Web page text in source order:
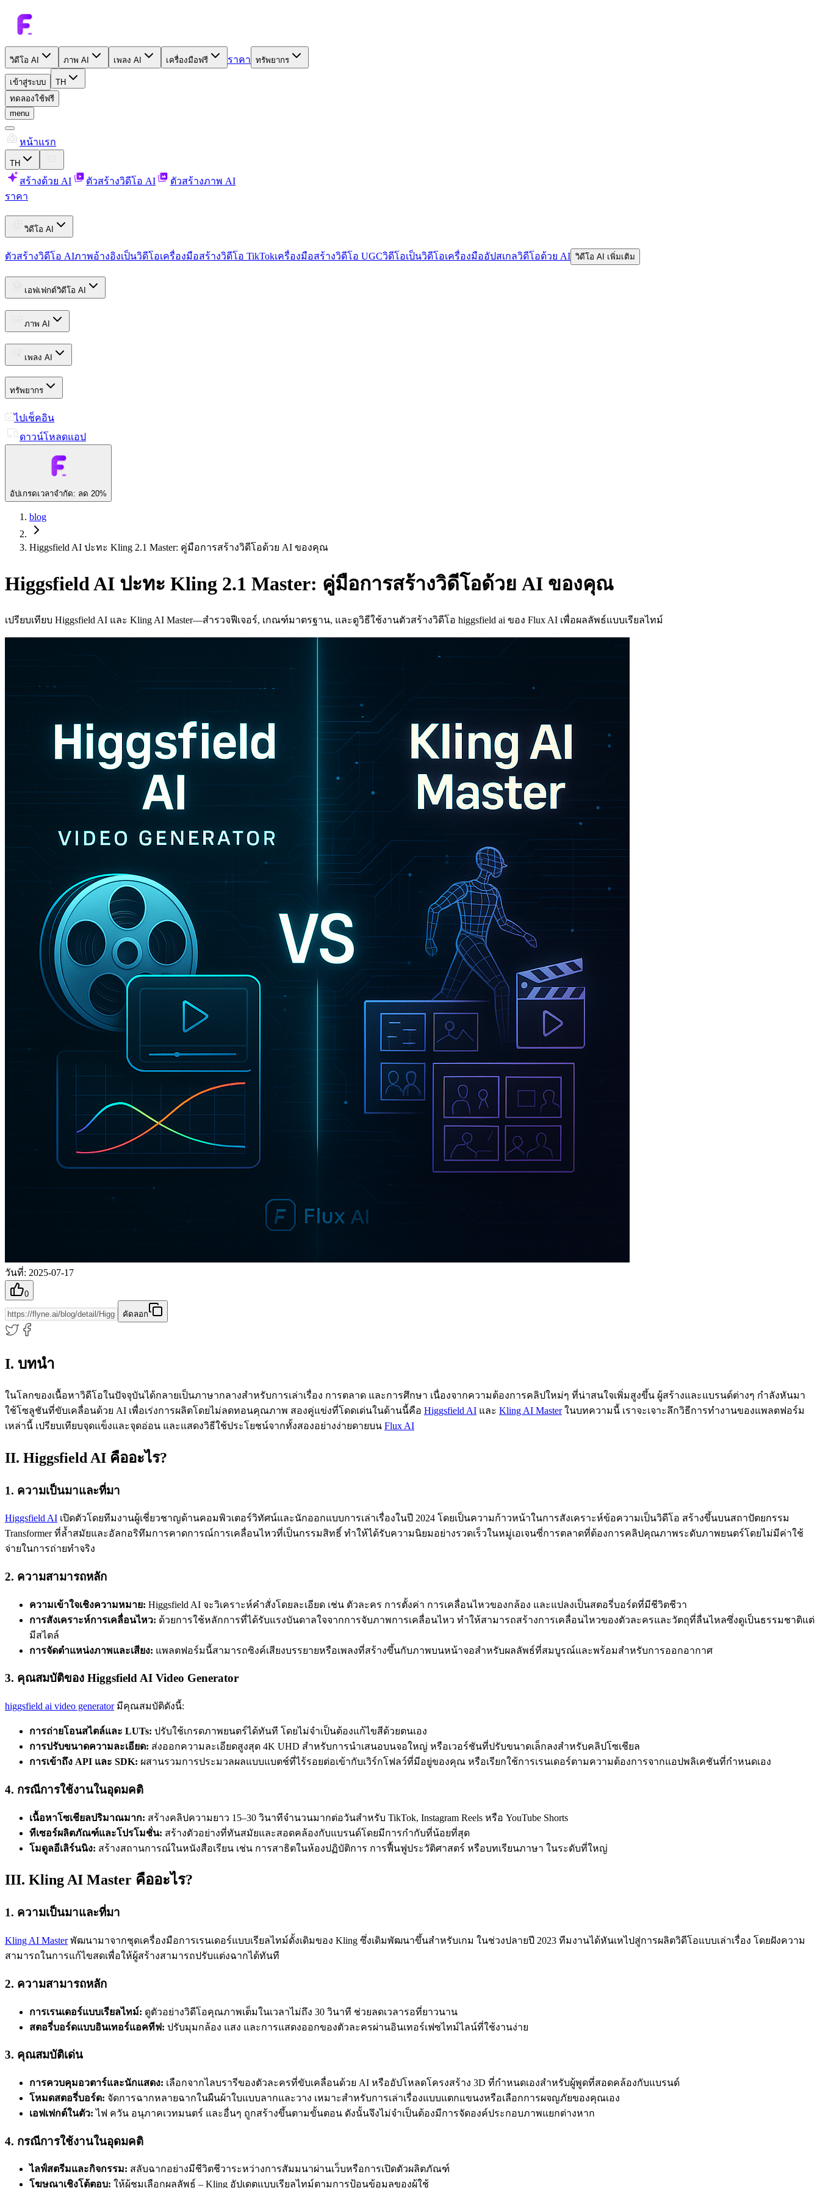
วิดีโอ AI ภาพ AI เพลง AI เครื่องมือฟรี ราคา ทรัพยากร
เข้าสู่ระบบ
TH
ทดลองใช้ฟรี
menu
หน้าแรก
TH
สร้างด้วย AI ตัวสร้างวิดีโอ AI
ตัวสร้างภาพ AI
ราคา
วิดีโอ AI
ตัวสร้างวิดีโอ AIภาพอ้างอิงเป็นวิดีโอเครื่องมือสร้างวิดีโอ TikTokเครื่องมือสร้างวิดีโอ UGCวิดีโอเป็นวิดีโอเครื่องมืออัปสเกลวิดีโอด้วย AI วิดีโอ AI เพิ่มเติม
เอฟเฟกต์วิดีโอ AI
ภาพ AI
เพลง AI
ทรัพยากร
ไปเช็คอิน
ดาวน์โหลดแอป
อัปเกรดเวลาจำกัด: ลด 20%
blog
Higgsfield AI ปะทะ Kling 2.1 Master: คู่มือการสร้างวิดีโอด้วย AI ของคุณ
Higgsfield AI ปะทะ Kling 2.1 Master: คู่มือการสร้างวิดีโอด้วย AI ของคุณ
เปรียบเทียบ Higgsfield AI และ Kling AI Master—สำรวจฟีเจอร์, เกณฑ์มาตรฐาน, และดูวิธีใช้งานตัวสร้างวิดีโอ higgsfield ai ของ Flux AI เพื่อผลลัพธ์แบบเรียลไทม์
วันที่: 2025-07-17
0
คัดลอก
I. บทนำ
ในโลกของเนื้อหาวิดีโอในปัจจุบันได้กลายเป็นภาษากลางสำหรับการเล่าเรื่อง การตลาด และการศึกษา เนื่องจากความต้องการคลิปใหม่ๆ ที่น่าสนใจเพิ่มสูงขึ้น ผู้สร้างและแบรนด์ต่างๆ กำลังหันมา
ใช้โซลูชันที่ขับเคลื่อนด้วย AI เพื่อเร่งการผลิตโดยไม่ลดทอนคุณภาพ สองคู่แข่งที่โดดเด่นในด้านนี้คือ Higgsfield AI และ Kling AI Masterในบทความนี้ เราจะเจาะลึกวิธีการทำงานของแพลตฟอร์ม
เหล่านี้ เปรียบเทียบจุดแข็งและจุดอ่อน และแสดงวิธีใช้ประโยชน์จากทั้งสองอย่างง่ายดายบน Flux AI
II. Higgsfield AI คืออะไร?
1. ความเป็นมาและที่มา
Higgsfield AI เปิดตัวโดยทีมงานผู้เชี่ยวชาญด้านคอมพิวเตอร์วิทัศน์และนักออกแบบการเล่าเรื่องในปี 2024 โดยเป็นความก้าวหน้าในการสังเคราะห์ข้อความเป็นวิดีโอ สร้างขึ้นบนสถาปัตยกรรม
Transformer ที่ล้ำสมัยและอัลกอริทึมการคาดการณ์การเคลื่อนไหวที่เป็นกรรมสิทธิ์ ทำให้ได้รับความนิยมอย่างรวดเร็วในหมู่เอเจนซี่การตลาดที่ต้องการคลิปคุณภาพระดับภาพยนตร์โดยไม่มีค่าใช้
จ่ายในการถ่ายทำจริง
2. ความสามารถหลัก
ความเข้าใจเชิงความหมาย: Higgsfield AI จะวิเคราะห์คำสั่งโดยละเอียด เช่น ตัวละคร การตั้งค่า การเคลื่อนไหวของกล้อง และแปลงเป็นสตอรี่บอร์ดที่มีชีวิตชีวา
การสังเคราะห์การเคลื่อนไหว: ด้วยการใช้หลักการที่ได้รับแรงบันดาลใจจากการจับภาพการเคลื่อนไหว ทำให้สามารถสร้างการเคลื่อนไหวของตัวละครและวัตถุที่ลื่นไหลซึ่งดูเป็นธรรมชาติแต่
มีสไตล์
การจัดตำแหน่งภาพและเสียง: แพลตฟอร์มนี้สามารถซิงค์เสียงบรรยายหรือเพลงที่สร้างขึ้นกับภาพบนหน้าจอสำหรับผลลัพธ์ที่สมบูรณ์และพร้อมสำหรับการออกอากาศ
3. คุณสมบัติของ Higgsfield AI Video Generator
higgsfield ai video generatorมีคุณสมบัติดังนี้:
การถ่ายโอนสไตล์และ LUTs: ปรับใช้เกรดภาพยนตร์ได้ทันที โดยไม่จำเป็นต้องแก้ไขสีด้วยตนเอง
การปรับขนาดความละเอียด: ส่งออกความละเอียดสูงสุด 4K UHD สำหรับการนำเสนอบนจอใหญ่ หรือเวอร์ชันที่ปรับขนาดเล็กลงสำหรับคลิปโซเชียล
การเข้าถึง API และ SDK: ผสานรวมการประมวลผลแบบแบตช์ที่ไร้รอยต่อเข้ากับเวิร์กโฟลว์ที่มีอยู่ของคุณ หรือเรียกใช้การเรนเดอร์ตามความต้องการจากแอปพลิเคชันที่กำหนดเอง
4. กรณีการใช้งานในอุดมคติ
เนื้อหาโซเชียลปริมาณมาก: สร้างคลิปความยาว 15–30 วินาทีจำนวนมากต่อวันสำหรับ TikTok, Instagram Reels หรือ YouTube Shorts
ทีเซอร์ผลิตภัณฑ์และโปรโมชั่น: สร้างตัวอย่างที่ทันสมัยและสอดคล้องกับแบรนด์โดยมีการกำกับที่น้อยที่สุด
โมดูลอีเลิร์นนิง: สร้างสถานการณ์ในหนังสือเรียน เช่น การสาธิตในห้องปฏิบัติการ การฟื้นฟูประวัติศาสตร์ หรือบทเรียนภาษา ในระดับที่ใหญ่
III. Kling AI Master คืออะไร?
1. ความเป็นมาและที่มา
Kling AI Masterพัฒนามาจากชุดเครื่องมือการเรนเดอร์แบบเรียลไทม์ดั้งเดิมของ Kling ซึ่งเดิมพัฒนาขึ้นสำหรับเกม ในช่วงปลายปี 2023 ทีมงานได้หันเหไปสู่การผลิตวิดีโอแบบเล่าเรื่อง โดยฝังความ
สามารถในการแก้ไขสดเพื่อให้ผู้สร้างสามารถปรับแต่งฉากได้ทันที
2. ความสามารถหลัก
การเรนเดอร์แบบเรียลไทม์: ดูตัวอย่างวิดีโอคุณภาพเต็มในเวลาไม่ถึง 30 วินาที ช่วยลดเวลารอที่ยาวนาน
สตอรี่บอร์ดแบบอินเทอร์แอคทีฟ: ปรับมุมกล้อง แสง และการแสดงออกของตัวละครผ่านอินเทอร์เฟซไทม์ไลน์ที่ใช้งานง่าย
3. คุณสมบัติเด่น
การควบคุมอวตาร์และนักแสดง: เลือกจากไลบรารีของตัวละครที่ขับเคลื่อนด้วย AI หรืออัปโหลดโครงสร้าง 3D ที่กำหนดเองสำหรับผู้พูดที่สอดคล้องกับแบรนด์
โหมดสตอรี่บอร์ด: จัดการฉากหลายฉากในผืนผ้าใบแบบลากและวาง เหมาะสำหรับการเล่าเรื่องแบบแตกแขนงหรือเลือกการผจญภัยของคุณเอง
เอฟเฟกต์ในตัว: ไฟ ควัน อนุภาคเวทมนตร์ และอื่นๆ ถูกสร้างขึ้นตามขั้นตอน ดังนั้นจึงไม่จำเป็นต้องมีการจัดองค์ประกอบภาพแยกต่างหาก
4. กรณีการใช้งานในอุดมคติ
ไลฟ์สตรีมและกิจกรรม: สลับฉากอย่างมีชีวิตชีวาระหว่างการสัมมนาผ่านเว็บหรือการเปิดตัวผลิตภัณฑ์
โฆษณาเชิงโต้ตอบ: ให้ผู้ชมเลือกผลลัพธ์ – Kling อัปเดตแบบเรียลไทม์ตามการป้อนข้อมูลของผู้ใช้